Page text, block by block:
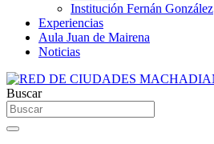
Institución Fernán González
Experiencias
Aula Juan de Mairena
Noticias
Buscar